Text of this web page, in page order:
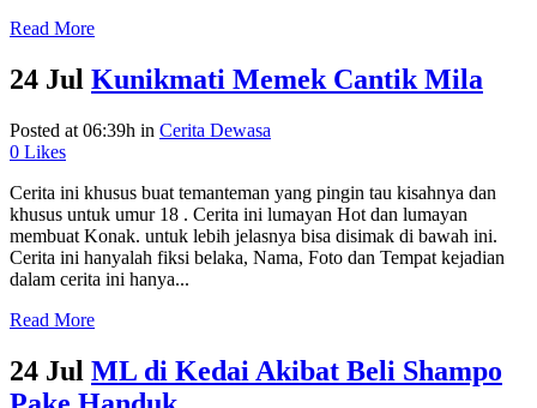
Read More
24 Jul Kunikmati Memek Cantik Mila
Posted at 06:39h in Cerita Dewasa
0 Likes
Cerita ini khusus buat temanteman yang pingin tau kisahnya dan
khusus untuk umur 18 . Cerita ini lumayan Hot dan lumayan
membuat Konak. untuk lebih jelasnya bisa disimak di bawah ini.
Cerita ini hanyalah fiksi belaka, Nama, Foto dan Tempat kejadian
dalam cerita ini hanya...
Read More
24 Jul ML di Kedai Akibat Beli Shampo